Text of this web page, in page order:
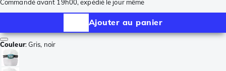
Commandé avant 19h00, expédié le jour même
Ajouter au panier
Couleur:Gris, noir